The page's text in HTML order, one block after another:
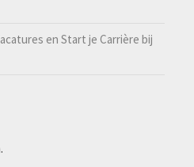
en Start je Carrière bij